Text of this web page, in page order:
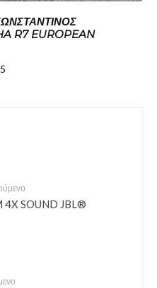
R7 EUROPEAN
4X SOUND JBL®